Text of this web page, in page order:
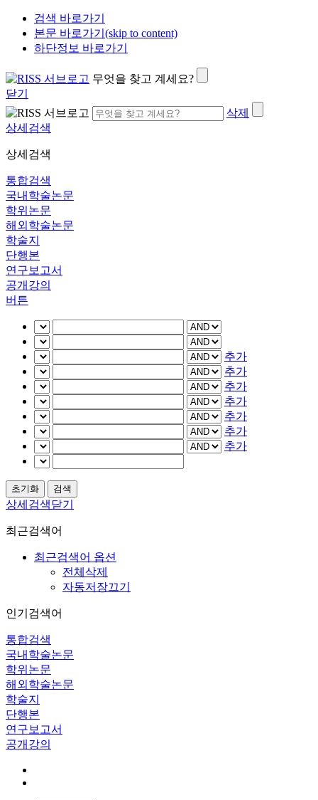
검색 바로가기
본문 바로가기(skip to content)
하단정보 바로가기
무엇을 찾고 계세요?
닫기
삭제
상세검색
상세검색
통합검색
국내학술논문
학위논문
해외학술논문
학술지
단행본
연구보고서
공개강의
버튼
추가
추가
추가
추가
추가
추가
추가
상세검색닫기
최근검색어
최근검색어 옵션
전체삭제
자동저장끄기
인기검색어
통합검색
국내학술논문
학위논문
해외학술논문
학술지
단행본
연구보고서
공개강의